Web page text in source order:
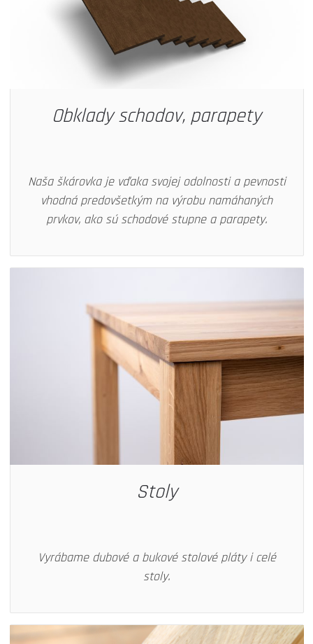
Obklady schodov, parapety
Naša škárovka je vďaka svojej odolnosti a pevnosti
vhodná predovšetkým na výrobu namáhaných
prvkov, ako sú schodové stupne a parapety.
Stoly
Vyrábame dubové a bukové stolové pláty i celé
stoly.